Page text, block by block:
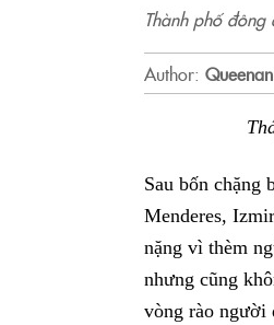
Thành phố
Author:
Sau bốn chặng
Menderes,
nặng vì thèm
nhưng cũng
vòng rào người